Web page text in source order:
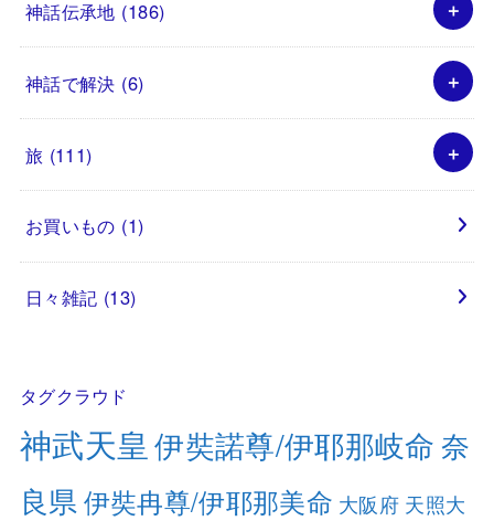
神話伝承地 (186)
神話で解決 (6)
旅 (111)
お買いもの (1)
日々雑記 (13)
タグクラウド
神武天皇 伊奘諾尊/伊耶那岐命 奈
良県 伊奘冉尊/伊耶那美命 大阪府 天照大